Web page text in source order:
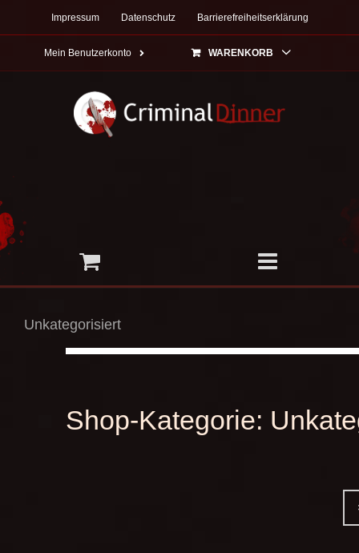
Impressum Datenschutz Barrierefreiheitserklärung
Mein Benutzerkonto WARENKORB
Unkategorisiert
Shop-Kategorie: